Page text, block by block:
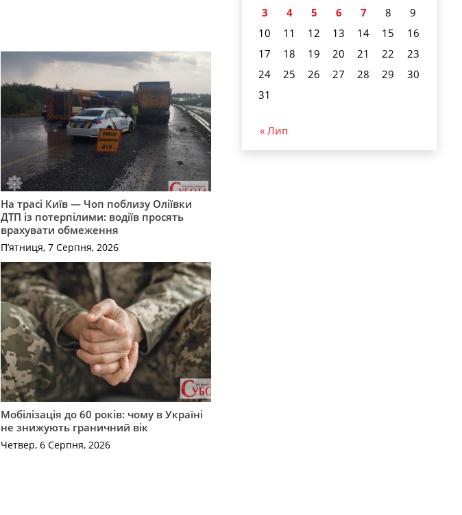
На трасі Київ — Чоп поблизу Оліївки
ДТП із потерпілими: водіїв просять
врахувати обмеження
П’ятниця, 7 Серпня, 2026
Мобілізація до 60 років: чому в Україні
не знижують граничний вік
Четвер, 6 Серпня, 2026
3
4 5 6 7 8
9
10
11 12 13 14 15
16
17
18 19 20 21 22
23
24
25 26 27 28 29
30
31
« Лип